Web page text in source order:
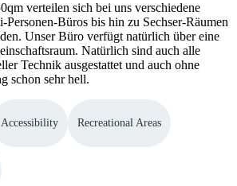
verteilen sich bei uns verschiedene
Büros bis hin zu Sechser-Räumen
Unser Büro verfügt natürlich über eine
Natürlich sind auch alle
Technik ausgestattet und auch ohne
schon sehr hell.
Accessibility Recreational Areas